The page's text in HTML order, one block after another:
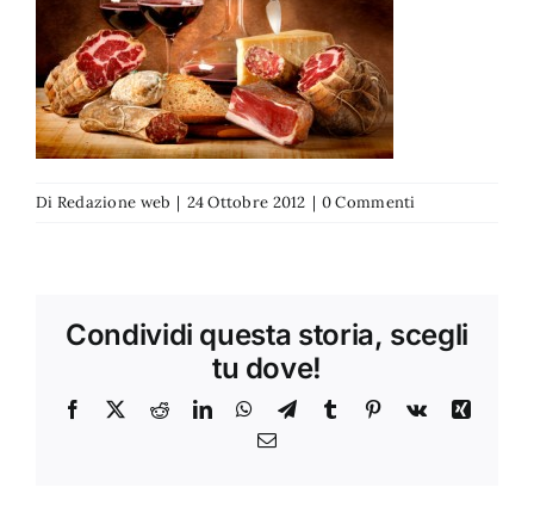
Di Redazione web | 24 Ottobre 2012 | 0 Commenti
Condividi questa storia, scegli
tu dove!
Facebook RedditLinkedInWhatsApp
TelegramTumblr Pinterest
Vk
Xing
Email